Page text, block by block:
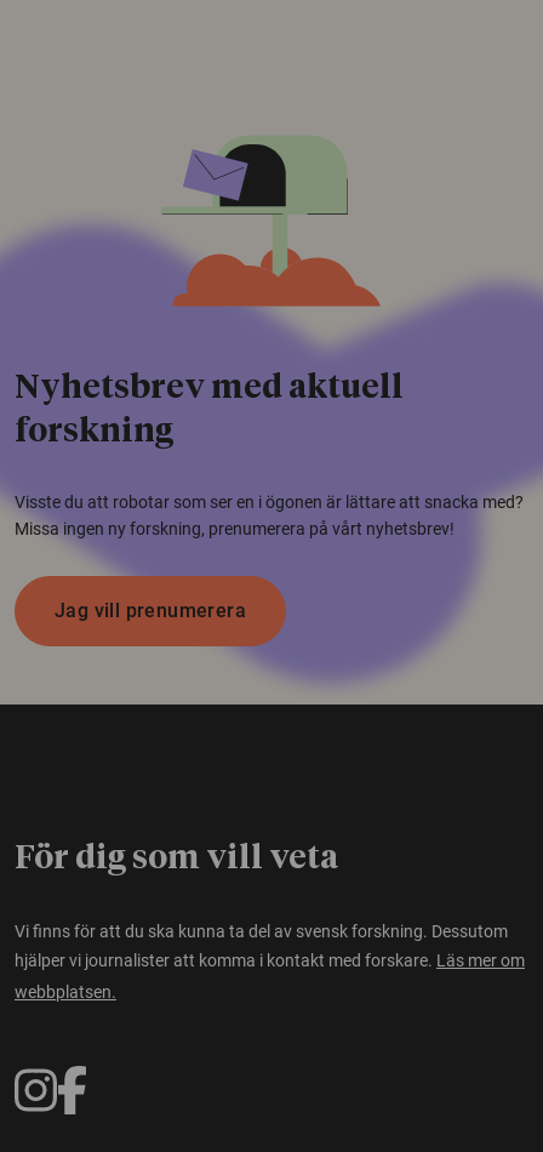
Nyhetsbrev med aktuell
forskning
Visste du att robotar som ser en i ögonen är lättare att snacka med?
Missa ingen ny forskning, prenumerera på vårt nyhetsbrev!
Jag vill prenumerera
För dig som vill veta
Vi finns för att du ska kunna ta del av svensk forskning. Dessutom
hjälper vi journalister att komma i kontakt med forskare. Läs mer om
webbplatsen.